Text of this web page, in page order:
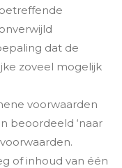
dat de
zoveel mogelijk
voorwaarden
beoordeeld ‘naar
of inhoud van één